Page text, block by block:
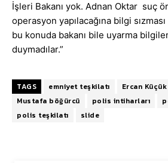
İşleri Bakanı yok. Adnan Oktar suç
operasyon yapılacağına bilgi
bu konuda bakanı bile uyarma
duymadılar.”
TAGS emniyet teşkilatı Ercan Küçük
Mustafa böğürcü
polis intiharları
polis teşkilatı
slide